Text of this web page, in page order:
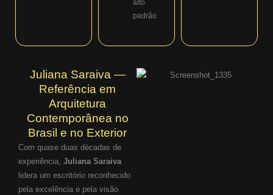
alto
padrão
Juliana Saraiva —
Referência em
Arquitetura
Contemporânea no
Brasil e no Exterior
Com quase duas décadas de
experiência, Juliana Saraiva
lidera um escritório reconhecido
pela excelência e pela visão